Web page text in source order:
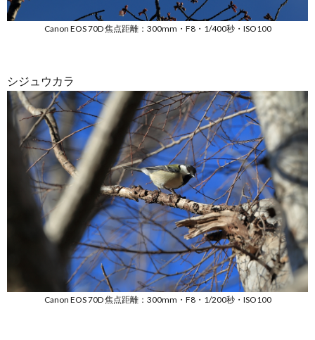
Canon EOS 70D 焦点距離：300mm・F8・1/400秒・ISO100
シジュウカラ
Canon EOS 70D 焦点距離：300mm・F8・1/200秒・ISO100